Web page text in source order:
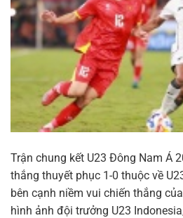
Trận chung kết U23 Đông Nam Á
thắng thuyết phục 1-0 thuộc về
bên cạnh niềm vui chiến thắng
hình ảnh đội trưởng U23